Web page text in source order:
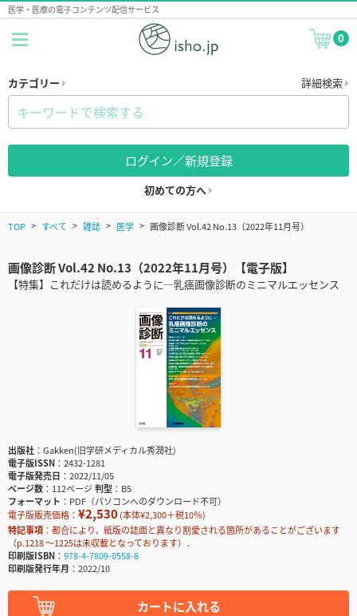
医学・医療の電子コンテンツ配信サービス
0
カテゴリー 詳細検索
ログイン／新規登録
初めての方へ
TOP すべて 雑誌 医学 画像診断 Vol.42 No.13（2022年11月号）
画像診断 Vol.42 No.13（2022年11月号）【電子版】
【特集】これだけは読めるように―乳癌画像診断のミニマルエッセンス
出版社
Gakken(旧学研メディカル秀潤社)
電子版ISSN
2432-1281
電子版発売日
2022/11/05
ページ数
112ページ判型
B5
フォーマット
PDF（パソコンへのダウンロード不可）
電子版販売価格： ¥2,530(本体¥2,300＋税10％)
特記事項
都合により，紙版の誌面と異なり割愛される箇所があることがございます
（p.1218 〜1225は未収載となっております）．
印刷版ISBN
978-4-7809-0558-8
印刷版発行年月
2022/10
カートに入れる